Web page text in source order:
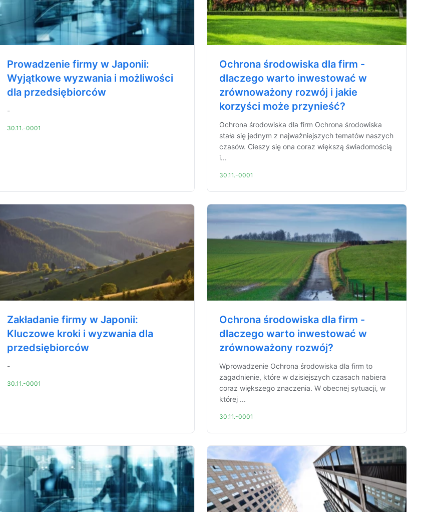
Prowadzenie firmy w Japonii:
Wyjątkowe wyzwania i możliwości
dla przedsiębiorców
-
30.11.-0001
Ochrona środowiska dla firm -
dlaczego warto inwestować w
zrównoważony rozwój i jakie
korzyści może przynieść?
Ochrona środowiska dla firm Ochrona środowiska
stała się jednym z najważniejszych tematów naszych
czasów. Cieszy się ona coraz większą świadomością
i...
30.11.-0001
Zakładanie firmy w Japonii:
Kluczowe kroki i wyzwania dla
przedsiębiorców
-
30.11.-0001
Ochrona środowiska dla firm -
dlaczego warto inwestować w
zrównoważony rozwój?
Wprowadzenie Ochrona środowiska dla firm to
zagadnienie, które w dzisiejszych czasach nabiera
coraz większego znaczenia. W obecnej sytuacji, w
której ...
30.11.-0001